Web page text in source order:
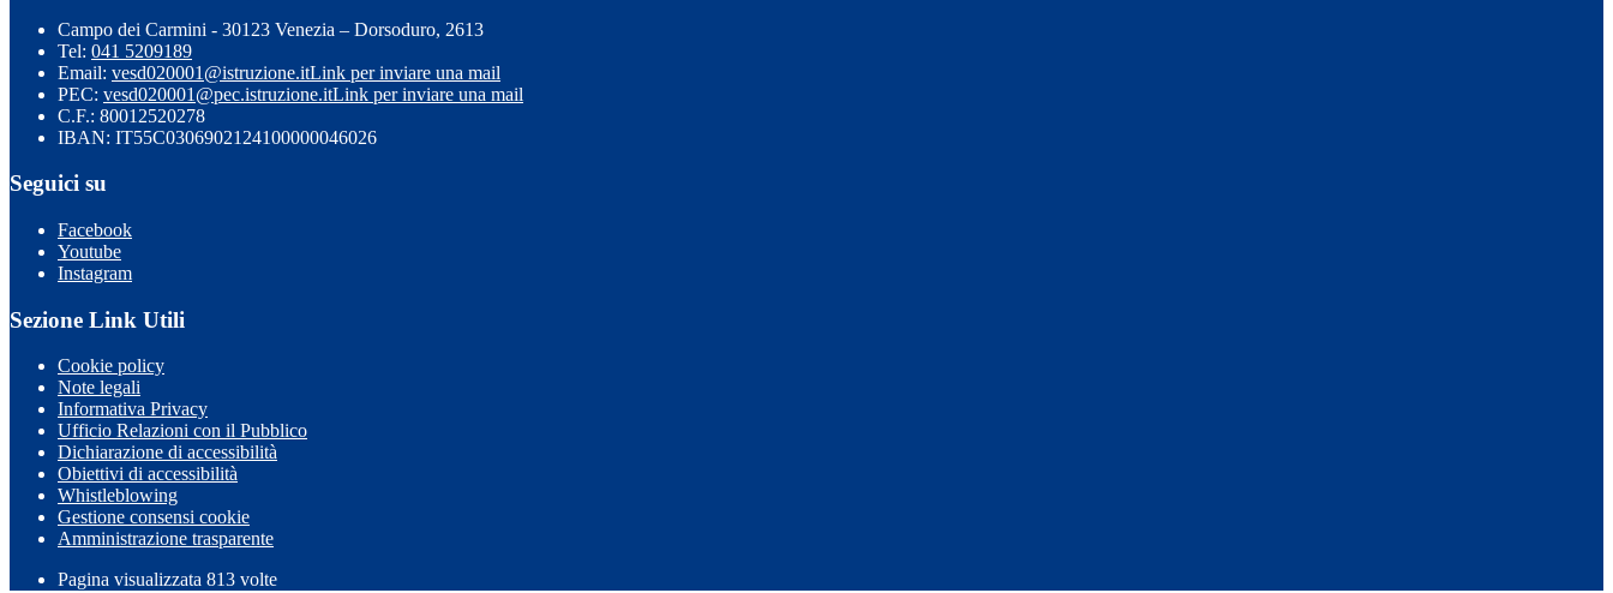
Campo dei Carmini - 30123 Venezia – Dorsoduro, 2613
Tel: 041 5209189
Email: vesd020001@istruzione.itLink per inviare una mail
PEC: vesd020001@pec.istruzione.itLink per inviare una mail
C.F.: 80012520278
IBAN: IT55C0306902124100000046026
Seguici su
Facebook
Youtube
Instagram
Sezione Link Utili
Cookie policy
Note legali
Informativa Privacy
Ufficio Relazioni con il Pubblico
Dichiarazione di accessibilità
Obiettivi di accessibilità
Whistleblowing
Gestione consensi cookie
Amministrazione trasparente
Pagina visualizzata 813 volte